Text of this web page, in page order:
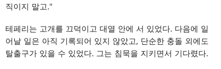
직이지 말고."
테페리는 고개를 끄덕이고 대열 안에 서 있었다. 다음에 일
어날 일은 아직 기록되어 있지 않았고, 단순한 충돌 외에도
탈출구가 있을 수 있었다. 그는 침묵을 지키면서 기다렸다.